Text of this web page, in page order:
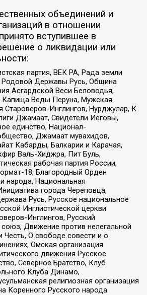
объединений и
в отношении
вступившее в
о ликвидации или
партия, ВЕК РА, Рада земли
Родовой Державы Русь, Община
Асгардской Веси Беловодья,
Капища Веды Перуна, Мужская
Староверов-Инглингов, Нурджулар, К
Джамаат, Свидетели Иеговы,
единство, Национал-
Джамаат мувахидов,
Кабарды, Балкарии и Карачая,
Валь-Хиджра, Пит Буль,
рабочая партия России,
18, Благородный Орден
народа, Национальная
города Череповца,
Русь, Русское национальное
Инглистической церкви
Инглингов, Русский
Движение против нелегальной
Честь, О свободе совести и о
Омская организация
движения Русское
Северное Братство, Клуб
Клуба Динамо,
религиозная организация
Коренного Русского народа